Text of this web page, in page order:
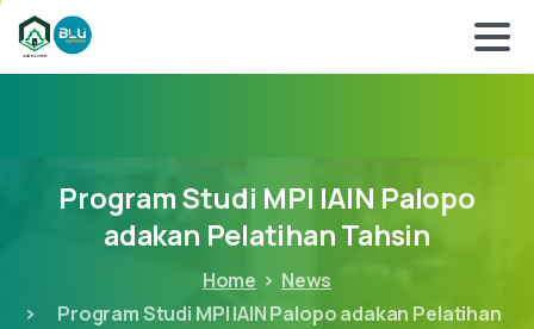
ProgramStudi MPI IAIN Palopo
adakan PelatihanTahsin
Home
News
Program Studi MPI IAIN Palopo adakan Pelatihan